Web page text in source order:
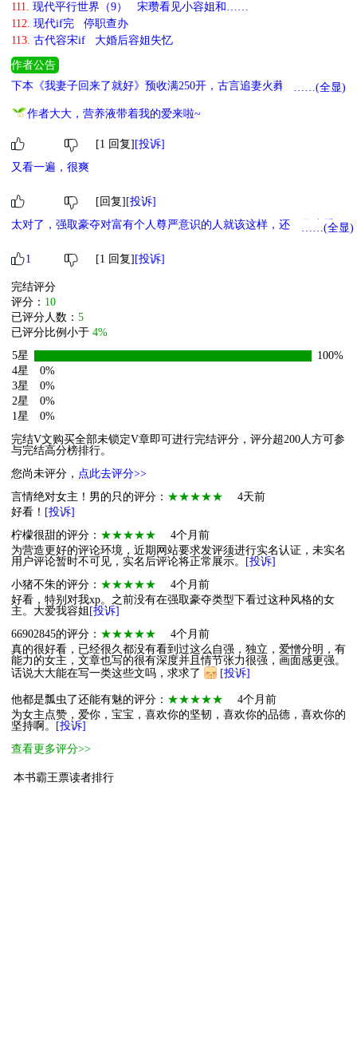
111. 现代平行世界（9） 宋瓒看见小容姐和……
112. 现代if完 停职查办
113. 古代容宋if 大婚后容姐失忆
作者公告
下本《我妻子回来了就好》预收满250开，古言追妻火葬场 ……(全显)
作者大大，营养液带着我的爱来啦~
[1 回复] [投诉]
又看一遍，很爽
[回复] [投诉]
太对了，强取豪夺对富有个人尊严意识的人就该这样，还得是小季啊
……(全显)
1 [1 回复] [投诉]
完结评分
评分： 10
已评分人数： 5
已评分比例小于 4%
5星
100%
4星
0%
3星
0%
2星
0%
1星
0%
完结V文购买全部未锁定V章即可进行完结评分，评分超200人方可参
与完结高分榜排行。
您尚未评分， 点此去评分>>
言情绝对女主！男的只的评分： ★★★★★
4天前
好看！ [投诉]
柠檬很甜的评分： ★★★★★
4个月前
为营造更好的评论环境，近期网站要求发评须进行实名认证，未实名
用户评论暂时不可见，实名后评论将正常展示。
[投诉]
小猪不朱的评分： ★★★★★
4个月前
好看，特别对我xp。之前没有在强取豪夺类型下看过这种风格的女
主。大爱我容姐 [投诉]
66902845的评分： ★★★★★
4个月前
真的很好看，已经很久都没有看到过这么自强，独立，爱憎分明，有
能力的女主，文章也写的很有深度并且情节张力很强，画面感更强。
话说大大能在写一类这些文吗，求求了
[投诉]
他都是瓢虫了还能有魅的评分： ★★★★★
4个月前
为女主点赞，爱你，宝宝，喜欢你的坚韧，喜欢你的品德，喜欢你的
坚持啊。
[投诉]
查看更多评分>>
本书霸王票读者排行